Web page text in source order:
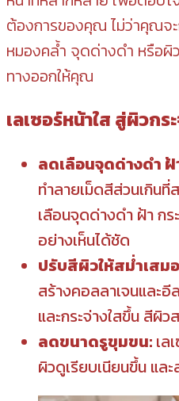
ต้องการของคุณ ไม่ว่าคุณจ
หมองคล้ำ จุดด่างดำ หรือผิ
ทางออกให้คุณ
เลเซอร์หน้าใส สู่ผิวกร
ลดเลือนจุดด่างดำ ฝ้
ทำลายเม็ดสีส่วนเกิน
เลือนจุดด่างดำ ฝ้า ก
อย่างเห็นได้ชัด
ปรับสีผิวให้สม่ำเสม
สร้างคอลลาเจนและอี
และกระจ่างใสขึ้น สีผิว
ลดขนาดรูขุมขน: เล
ผิวดูเรียบเนียนขึ้น แ